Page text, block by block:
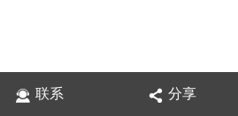
联系 分享